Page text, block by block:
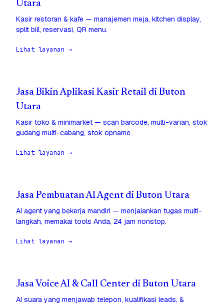
Utara
Kasir restoran & kafe — manajemen meja, kitchen display,
split bill, reservasi, QR menu.
Lihat layanan →
Jasa Bikin Aplikasi Kasir Retail di Buton
Utara
Kasir toko & minimarket — scan barcode, multi-varian, stok
gudang multi-cabang, stok opname.
Lihat layanan →
Jasa Pembuatan AI Agent di Buton Utara
AI agent yang bekerja mandiri — menjalankan tugas multi-
langkah, memakai tools Anda, 24 jam nonstop.
Lihat layanan →
Jasa Voice AI & Call Center di Buton Utara
AI suara yang menjawab telepon, kualifikasi leads, &